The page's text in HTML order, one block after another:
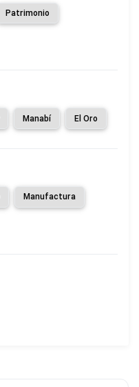
Patrimonio
Manabí El Oro
Manufactura